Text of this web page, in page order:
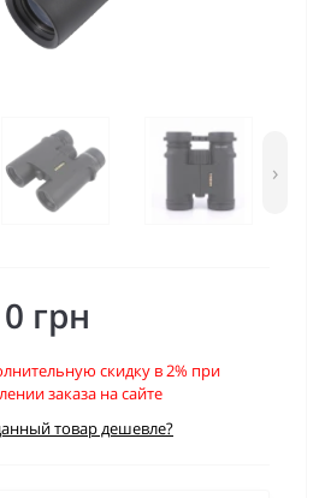
›
0 грн
скидку в 2% при
заказа на сайте
товар дешевле?